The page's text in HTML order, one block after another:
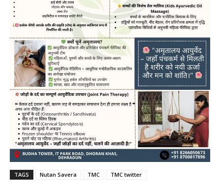
TAGS Nutan Savera TMC TMC twitter